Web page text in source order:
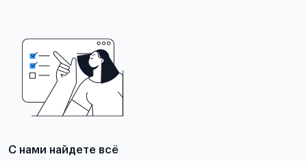
С нами найдете всё